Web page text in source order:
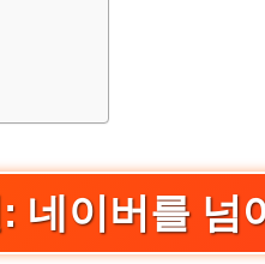
네이버를 넘